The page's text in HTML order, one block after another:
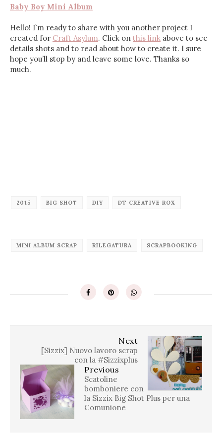
Baby Boy Mini Album
Hello! I`m ready to share with you another project I
created for Craft Asylum. Click on this link above to see
details shots and to read about how to create it. I sure
hope you’ll stop by and leave some love. Thanks so
much.
2015 BIG SHOT DIY DT CREATIVE ROX
MINI ALBUM SCRAP RILEGATURA SCRAPBOOKING
Next
[Sizzix] Nuovo lavoro scrap
con la #Sizzixplus
Previous
Scatoline
bomboniere con
la Sizzix Big Shot Plus per una
Comunione